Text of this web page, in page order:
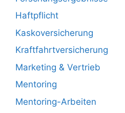
Haftpflicht
Kaskoversicherung
Kraftfahrtversicherung
Marketing & Vertrieb
Mentoring
Mentoring-Arbeiten